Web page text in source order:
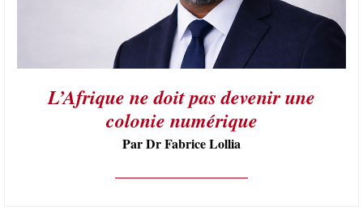
L’Afrique ne doit pas devenir une
colonie numérique
Par Dr Fabrice Lollia